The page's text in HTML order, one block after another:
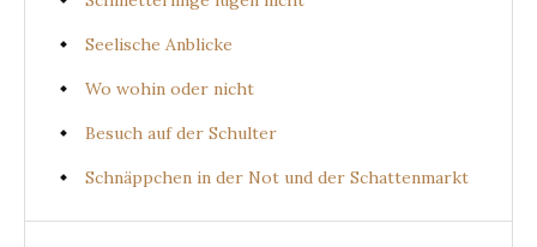
Seelische Anblicke
Wo wohin oder nicht
Besuch auf der Schulter
Schnäppchen in der Not und der Schattenmarkt